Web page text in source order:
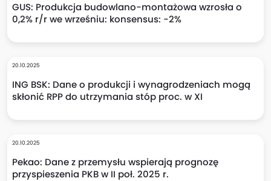
GUS: Produkcja budowlano-montażowa wzrosła o
0,2% r/r we wrześniu: konsensus: -2%
20.10.2025
ING BSK: Dane o produkcji i wynagrodzeniach mogą
skłonić RPP do utrzymania stóp proc. w XI
20.10.2025
Pekao: Dane z przemysłu wspierają prognozę
przyspieszenia PKB w II poł. 2025 r.